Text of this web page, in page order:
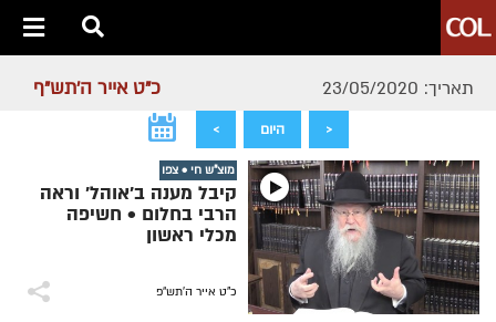
תאריך: 23/05/2020 כ"ט אייר ה׳תש״ף
< היום >
מוצ"ש חי • צפו
קיבל מענה ב'אוהל' וראה
הרבי בחלום • חשיפה
מכלי ראשון
כ"ט אייר ה׳תש״פ